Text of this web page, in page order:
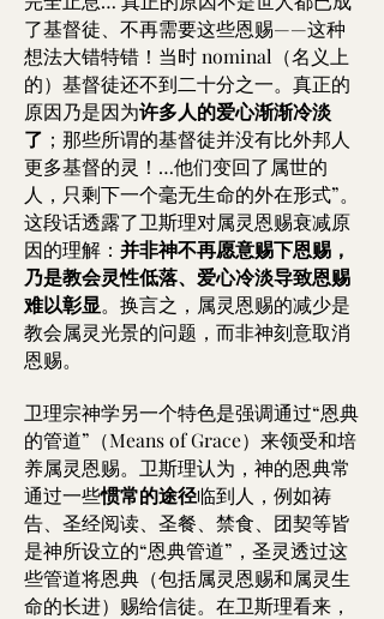
了基督徒、不再需要这些恩赐——这种
想法大错特错！当时 nominal（名义上
的）基督徒还不到二十分之一。真正的
原因乃是因为许多人的爱心渐渐冷淡
了 ；那些所谓的基督徒并没有比外邦人
更多基督的灵！…他们变回了属世的
人，只剩下一个毫无生命的外在形式”。
这段话透露了卫斯理对属灵恩赐衰减原
因的理解： 并非神不再愿意赐下恩赐，
乃是教会灵性低落、爱心冷淡导致恩赐
难以彰显。换言之，属灵恩赐的减少是
教会属灵光景的问题，而非神刻意取消
恩赐。
卫理宗神学另一个特色是强调通过“恩典
的管道”（Means of Grace）来领受和培
养属灵恩赐。卫斯理认为，神的恩典常
通过一些惯常的途径临到人，例如祷
告、圣经阅读、圣餐、禁食、团契等皆
是神所设立的“恩典管道”，圣灵透过这
些管道将恩典（包括属灵恩赐和属灵生
命的长进）赐给信徒。在卫斯理看来，